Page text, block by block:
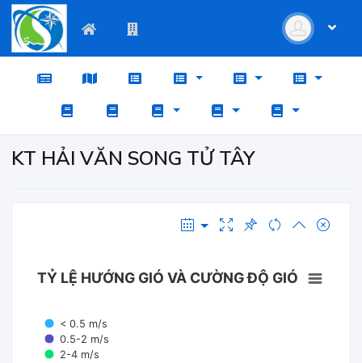
KT HẢI VĂN SONG TỬ TÂY
TỶ LỆ HƯỚNG GIÓ VÀ CƯỜNG ĐỘ GIÓ
< 0.5 m/s
0.5-2 m/s
2-4 m/s